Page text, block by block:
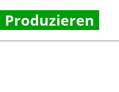
Produzieren